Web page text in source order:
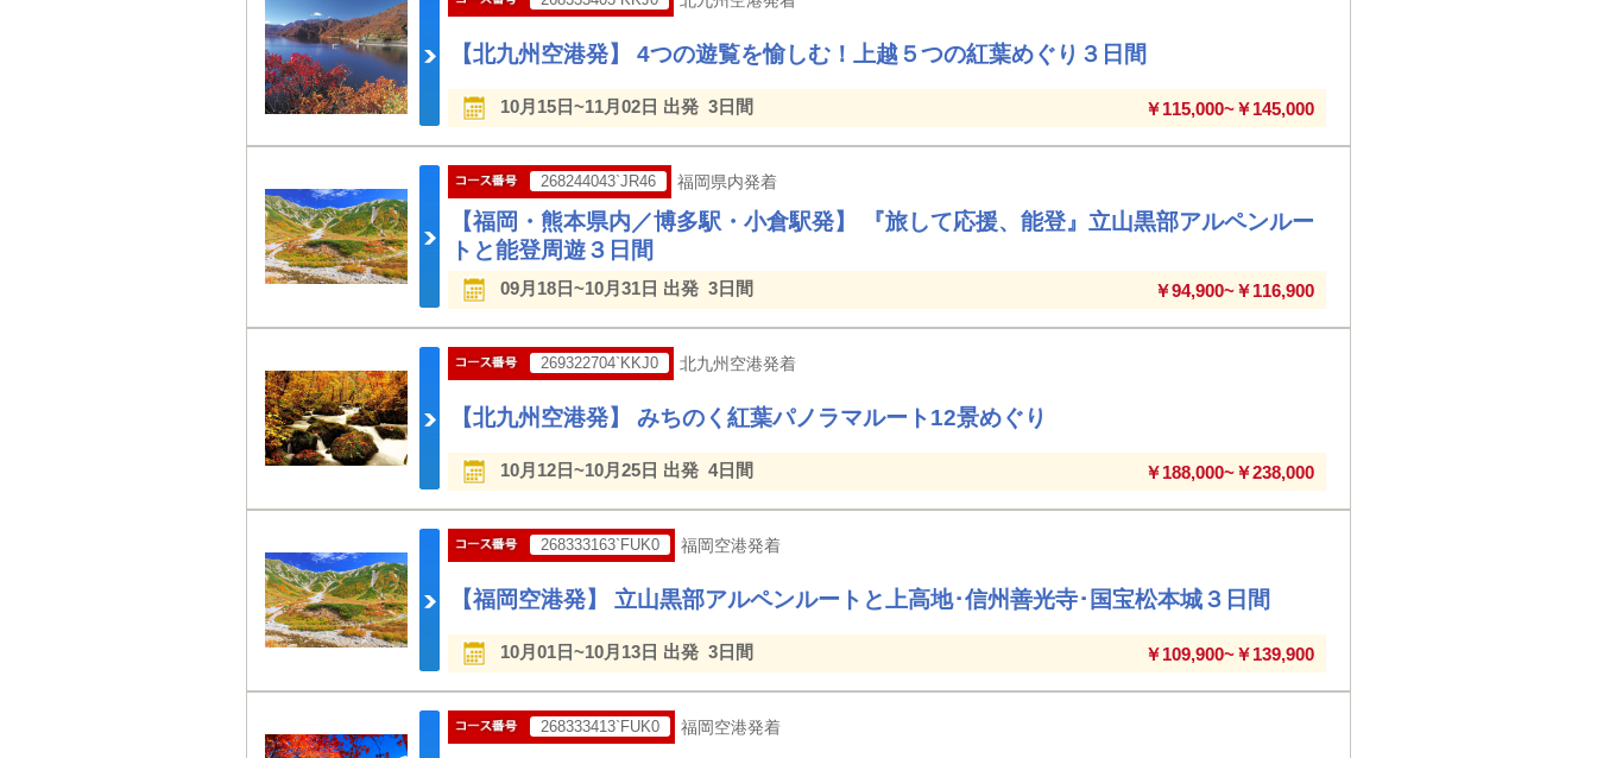
【北九州空港発】 4つの遊覧を愉しむ！上越５つの紅葉めぐり３日間
10月15日~11月02日 出発 3日間 ￥115,000~￥145,000
268244043`JR46 福岡県内発着
【福岡・熊本県内／博多駅・小倉駅発】 『旅して応援、能登』立山黒部アルペンルー
トと能登周遊３日間
09月18日~10月31日 出発 3日間 ￥94,900~￥116,900
269322704`KKJ0 北九州空港発着
【北九州空港発】 みちのく紅葉パノラマルート12景めぐり
10月12日~10月25日 出発 4日間 ￥188,000~￥238,000
268333163`FUK0 福岡空港発着
【福岡空港発】 立山黒部アルペンルートと上高地･信州善光寺･国宝松本城３日間
10月01日~10月13日 出発 3日間 ￥109,900~￥139,900
268333413`FUK0 福岡空港発着